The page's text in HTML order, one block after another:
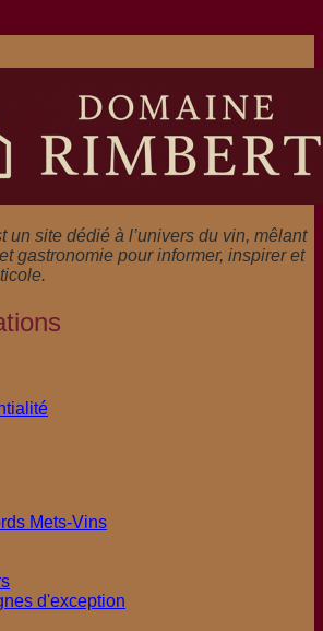
un site dédié à l’univers du vin, mêlant
gastronomie pour informer, inspirer et
Mets-Vins
d'exception